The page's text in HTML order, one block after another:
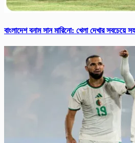
বাংলাদেশ বনাম সান মারিনো: খেলা দেখার সবচেয়ে